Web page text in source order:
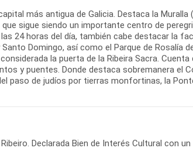
más antigua de Galicia. Destaca la
que sigue siendo un importante centro de
24 horas del día, también cabe destacar la
Domingo, así como el Parque de Rosalía
la puerta de la Ribeira Sacra.
y puentes. Donde destaca sobremanera el
paso de judíos por tierras monfortinas, la
Declarada Bien de Interés Cultural con